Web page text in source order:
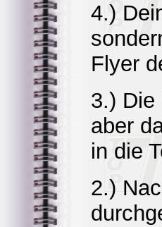
4.)
Flyer
3.) Die
aber
in die
2.)